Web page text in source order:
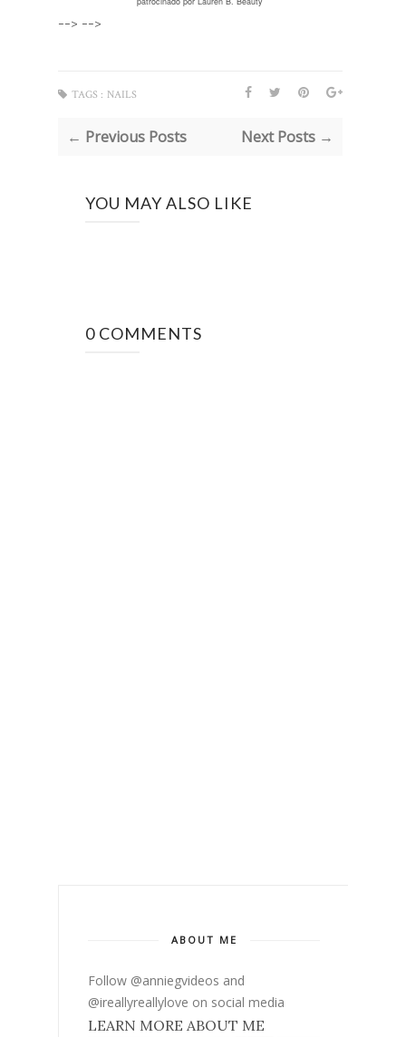
--> -->
TAGS : NAILS
← Previous Posts Next Posts →
YOU MAY ALSO LIKE
0 COMMENTS
ABOUT ME
Follow @anniegvideos and
@ireallyreallylove on social media
LEARN MORE ABOUT ME